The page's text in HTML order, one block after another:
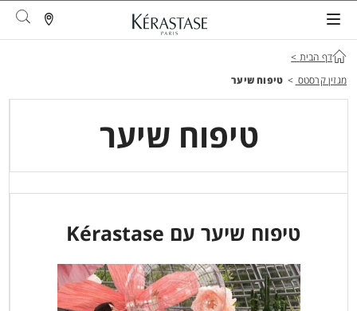
דף הבית >
מגזין קרסטס > טיפוח שיער
טיפוח שיער
טיפוח שיער עם Kérastase